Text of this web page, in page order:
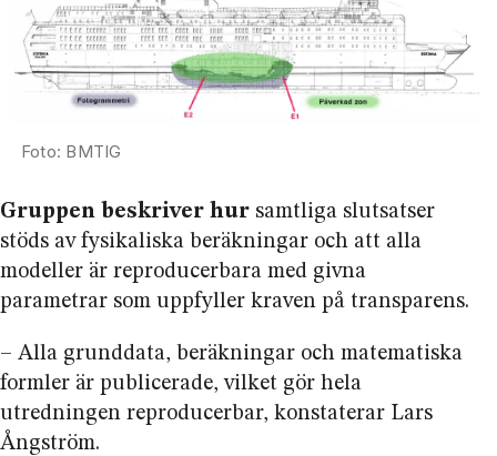
BMTIG
Gruppen beskriver hur samtliga slutsatser
stöds av fysikaliska beräkningar och att alla
modeller är reproducerbara med givna
parametrar som uppfyller kraven på transparens.
– Alla grunddata, beräkningar och matematiska
formler är publicerade,vilket gör hela
utredningen reproducerbar, konstaterar Lars
Ångström.